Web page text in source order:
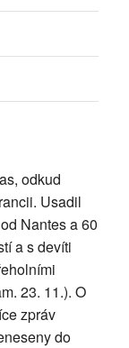
odkud
Usadil
Nantes a 60
a s devíti
23. 11.). O
zpráv
do